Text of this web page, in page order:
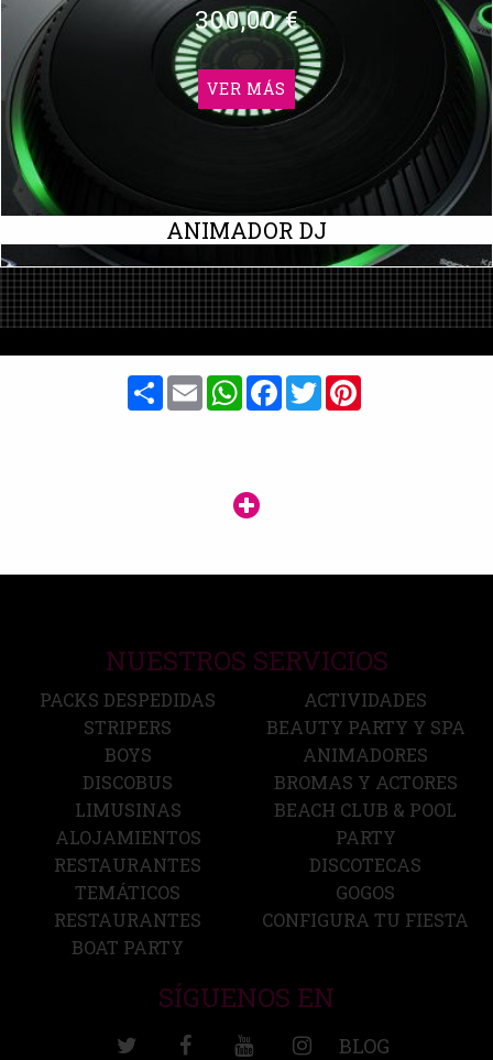
ANIMADOR DJ
300,00 €
VER MÁS
ShareEmailWhatsAppFacebook
Twitter
NUESTROS SERVICIOS
PACKS DESPEDIDAS
STRIPERS
BOYS
DISCOBUS
LIMUSINAS
ALOJAMIENTOS
RESTAURANTES
TEMÁTICOS
RESTAURANTES
BOAT PARTY
ACTIVIDADES
BEAUTY PARTY Y SPA
ANIMADORES
BROMAS Y ACTORES
BEACH CLUB & POOL
PARTY
DISCOTECAS
GOGOS
CONFIGURA TU FIESTA
SÍGUENOS EN
BLOG